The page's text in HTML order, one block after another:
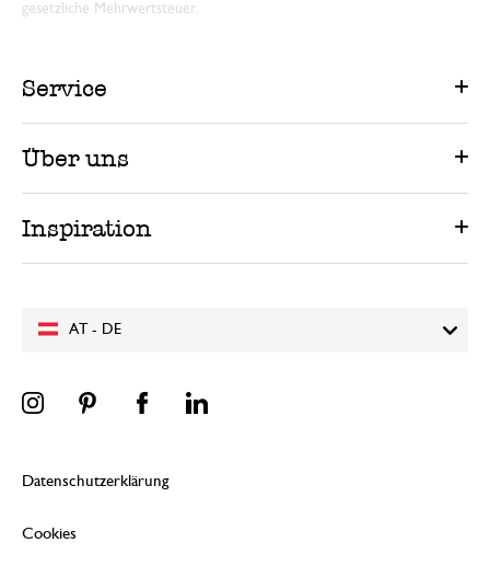
AT - DE
gesetzliche Mehrwertsteuer.
Service
Über uns
Inspiration
Datenschutzerklärung
Cookies